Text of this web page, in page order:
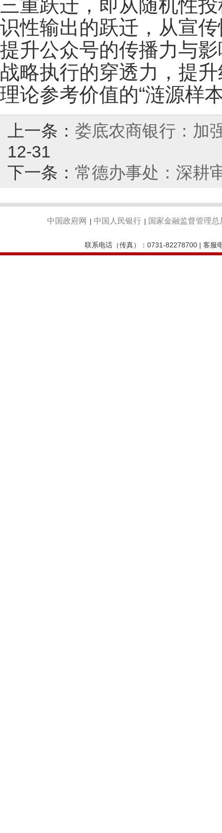
三重跃迁，即从随机性
识性输出的跃迁，从宣
提升公众号的传播力与
战略执行的穿透力，提
理论参考价值的“涟源样
上一条： 娄底农商银行：加
12-31
下一条： 常德办事处：深耕
中国政府网 | 中国人民银行 | 国家金融监督管理总
联系电话（传真）：0731-82278700 | 客服